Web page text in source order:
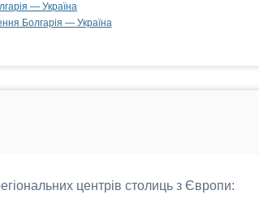
— Україна
Болгарія — Україна
центрів столиць з Європи: